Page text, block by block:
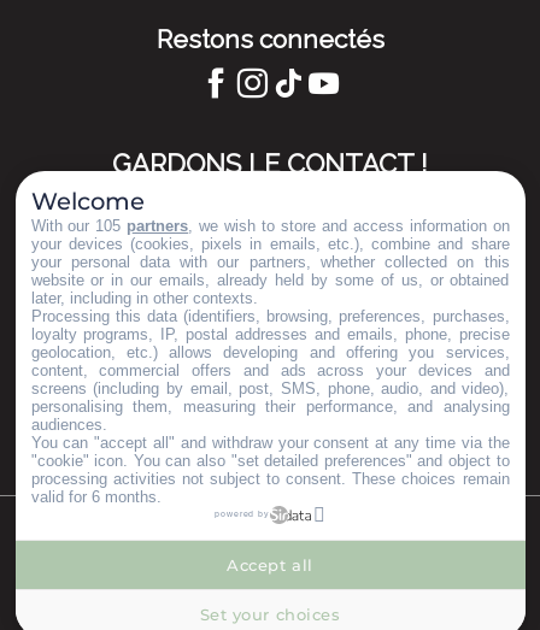
--°
Restons connectés
GARDONS LE CONTACT !
S'inscrire à la newsletter
Nos brochures
ESPACE PRO
GROUPES
PRESSE & INFLUENCEURS
Je m'installe ici
©Copyright 2023 Mentions légalesPartenaires
Welcome
With our 105 partners , we wish to store and access information on
your devices (cookies, pixels in emails, etc.), combine and share
your personal data with our partners, whether collected on this
website or in our emails, already held by some of us, or obtained
later, including in other contexts.
Processing this data (identifiers, browsing, preferences, purchases,
loyalty programs, IP, postal addresses and emails, phone, precise
geolocation, etc.) allows developing and offering you services,
content, commercial offers and ads across your devices and
screens (including by email, post, SMS, phone, audio, and video),
personalising them, measuring their performance, and analysing
audiences.
You can "accept all" and withdraw your consent at any time via the
"cookie" icon . You can also "set detailed preferences" and object to
processing activities not subject to consent. These choices remain
valid for 6 months.
powered by
Set your choices
Accept all